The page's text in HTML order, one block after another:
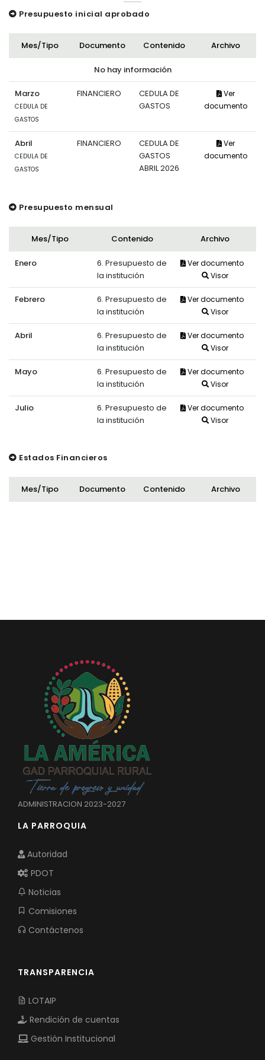
Presupuesto inicial aprobado
Mes/Tipo Documento Contenido Archivo
No hay información
Marzo
CEDULA DE
GASTOS
FINANCIERO
CEDULA DE
GASTOS
Ver
documento
Abril
CEDULA DE
GASTOS
FINANCIERO
CEDULA DE
GASTOS
ABRIL 2026
Ver
documento
Presupuesto mensual
Mes/Tipo Contenido Archivo
Enero
6. Presupuesto de
la institución
Ver documento
Visor
Febrero
6. Presupuesto de
la institución
Ver documento
Visor
Abril
6. Presupuesto de
la institución
Ver documento
Visor
Mayo
6. Presupuesto de
la institución
Ver documento
Visor
Julio
6. Presupuesto de
la institución
Ver documento
Visor
Estados Financieros
Mes/Tipo Documento Contenido Archivo
ADMINISTRACION 2023-2027
LA PARROQUIA
Autoridad
PDOT
Noticias
Comisiones
Contáctenos
TRANSPARENCIA
LOTAIP
Rendición de cuentas
Gestión Institucional